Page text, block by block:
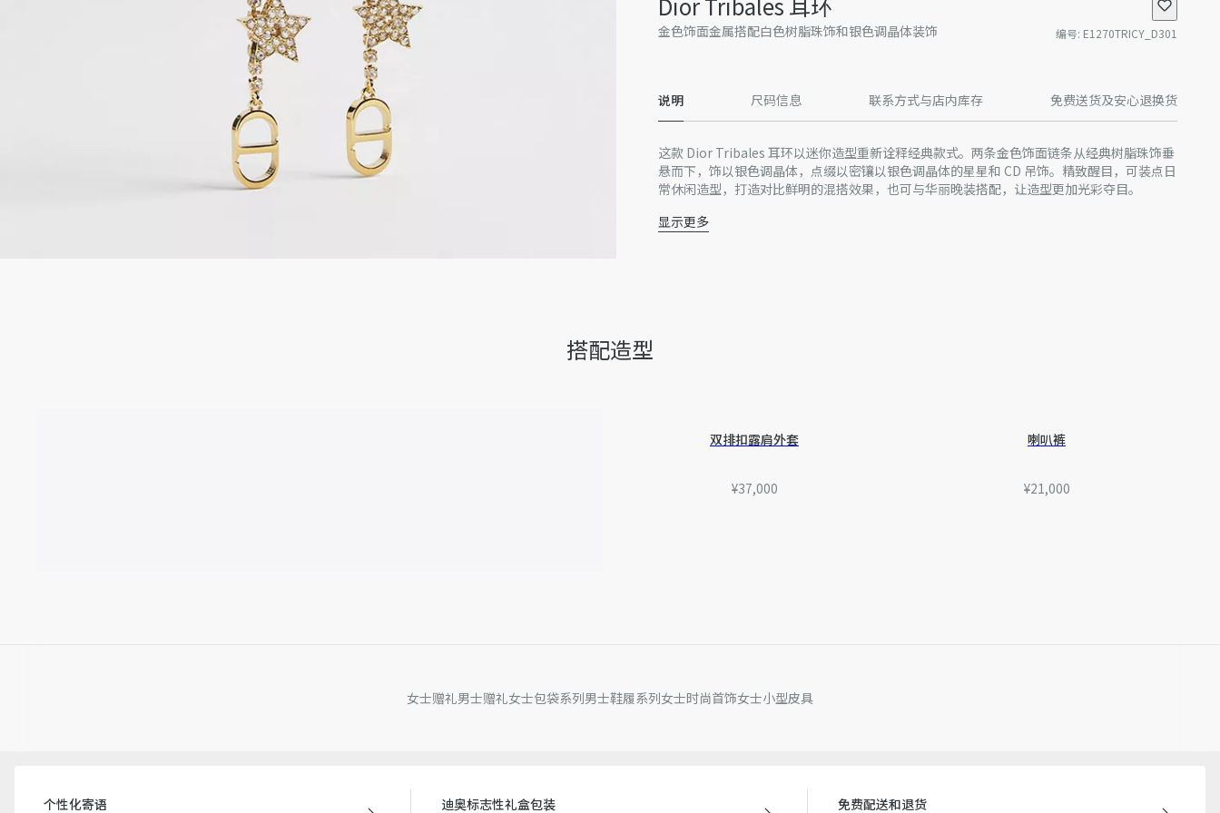
金色饰面金属搭配白色树脂珠饰和银色调晶体装饰 编号: E1270TRICY_D301
说明 尺码信息 联系方式与店内库存 免费送货及安心退换货
这款 Dior Tribales 耳环以迷你造型重新诠释经典款式。两条金色饰面链条从经典树脂珠饰垂
悬而下，饰以银色调晶体，点缀以密镶以银色调晶体的星星和 CD 吊饰。精致醒目，可装点日
常休闲造型，打造对比鲜明的混搭效果，也可与华丽晚装搭配，让造型更加光彩夺目。
白色树脂珠饰
显示更多
搭配造型
双排扣露肩外套
¥37,000
喇叭裤
¥21,000
女士赠礼男士赠礼女士包袋系列男士鞋履系列女士时尚首饰女士小型皮具
个性化寄语 迪奥标志性礼盒包装 免费配送和退货